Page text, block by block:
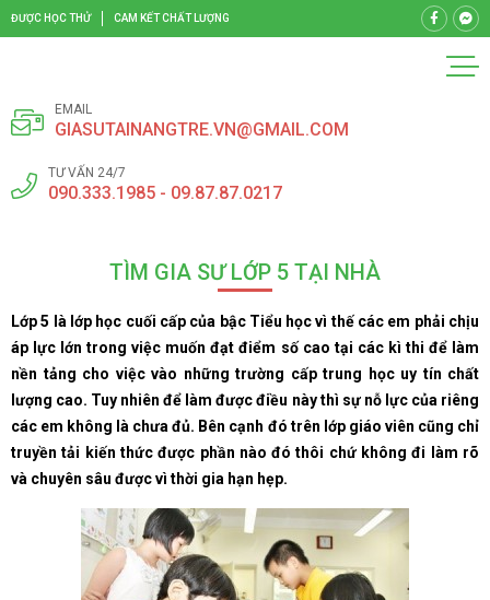
ĐƯỢC HỌC THỬ CAM KẾT CHẤT LƯỢNG
EMAIL
GIASUTAINANGTRE.VN@GMAIL.COM
TƯ VẤN 24/7
090.333.1985 - 09.87.87.0217
TÌM GIA SƯ LỚP 5 TẠI NHÀ
Lớp 5 là lớp học cuối cấp của bậc Tiểu học vì thế các em phải chịu
áp lực lớn trong việc muốn đạt điểm số cao tại các kì thi để làm
nền tảng cho việc vào những trường cấp trung học uy tín chất
lượng cao. Tuy nhiên để làm được điều này thì sự nỗ lực của riêng
các em không là chưa đủ. Bên cạnh đó trên lớp giáo viên cũng chỉ
truyền tải kiến thức được phần nào đó thôi chứ không đi làm rõ
và chuyên sâu được vì thời gia hạn hẹp.